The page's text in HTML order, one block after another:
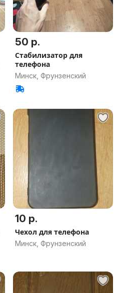
50 р.
Стабилизатор для
телефона
Минск, Фрунзенский
10 р.
Чехол для телефона
Минск, Фрунзенский